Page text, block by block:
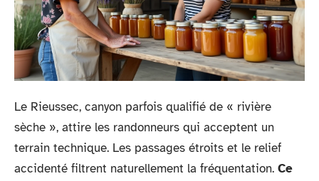
Le Rieussec, canyon parfois qualifié de « rivière
sèche », attire les randonneurs qui acceptent un
terrain technique. Les passages étroits et le relief
accidenté filtrent naturellement la fréquentation. Ce